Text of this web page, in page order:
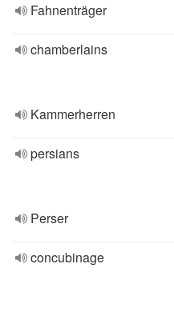
Fahnenträger
chamberlains
Kammerherren
persians
Perser
concubinage